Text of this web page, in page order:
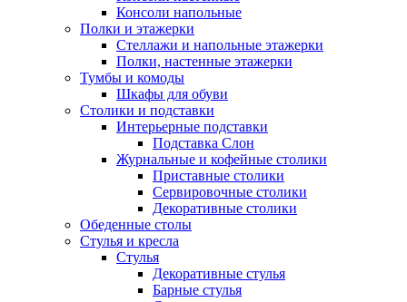
Консоли напольные
Полки и этажерки
Стеллажи и напольные этажерки
Полки, настенные этажерки
Тумбы и комоды
Шкафы для обуви
Столики и подставки
Интерьерные подставки
Подставка Слон
Журнальные и кофейные столики
Приставные столики
Сервировочные столики
Декоративные столики
Обеденные столы
Стулья и кресла
Стулья
Декоративные стулья
Барные стулья